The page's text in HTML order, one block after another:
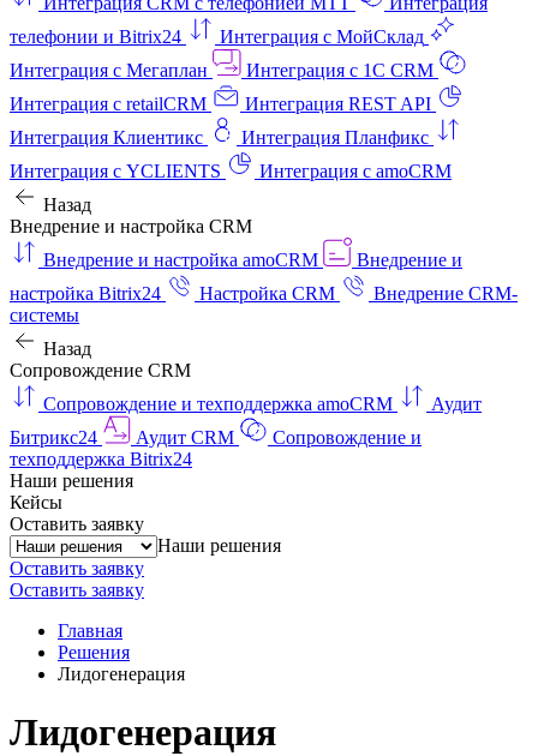
телефонии и Bitrix24
Интеграция с МойСклад
Интеграция с Мегаплан
Интеграция с 1C CRM
Интеграция с retailCRM
Интеграция REST API
Интеграция Клиентикс
Интеграция Планфикс
Интеграция с YCLIENTS
Интеграция с amoCRM
Назад
Внедрение и настройка CRM
Внедрение и настройка amoCRM
Внедрение и
настройка Bitrix24
Настройка CRM
Внедрение CRM-
системы
Назад
Сопровождение CRM
Сопровождение и техподдержка amoCRM
Аудит
Битрикс24
Аудит CRM
Сопровождение и
техподдержка Bitrix24
Наши решения
Кейсы
Оставить заявку
Наши решения
Оставить заявку
Оставить заявку
Главная
Решения
Лидогенерация
Лидогенерация